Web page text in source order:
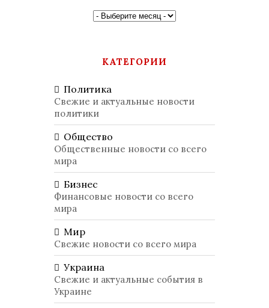
КАТЕГОРИИ
Политика
Свежие и актуальные новости
политики
Общество
Общественные новости со всего
мира
Бизнес
Финансовые новости со всего
мира
Мир
Свежие новости со всего мира
Украина
Свежие и актуальные события в
Украине